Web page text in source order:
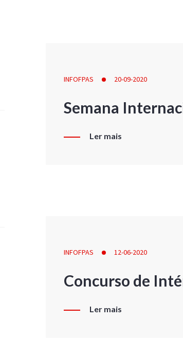
INFOFPAS 20-09-2020
Semana
Ler mais
INFOFPAS 12-06-2020
Concurso de
Ler mais